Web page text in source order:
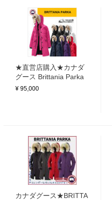
★直営店購入★カナダ
グース Brittania Parka
¥ 95,000
カナダグース★BRITTA